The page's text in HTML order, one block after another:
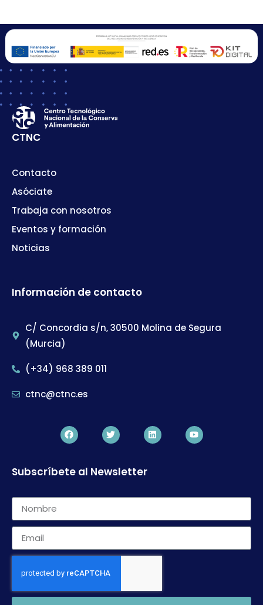
CTNC
Contacto
Asóciate
Trabaja con nosotros
Eventos y formación
Noticias
Información de contacto
C/ Concordia s/n, 30500 Molina de Segura
(Murcia)
(+34) 968 389 011
ctnc@ctnc.es
Subscríbete al Newsletter